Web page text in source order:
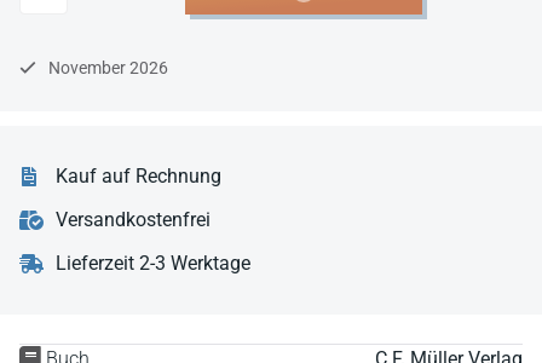
Buch C.F. Müller Verlag
November 2026
Kauf auf Rechnung
Versandkostenfrei
Lieferzeit 2-3 Werktage